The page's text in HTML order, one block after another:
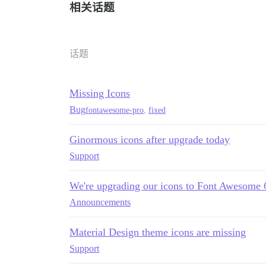
相关话题
话题
Missing Icons
Bugfontawesome-pro fixed
Ginormous icons after upgrade today
Support
We're upgrading our icons to Font Awesome
Announcements
Material Design theme icons are missing
Support